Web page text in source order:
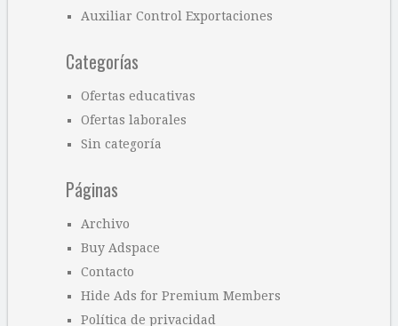
Auxiliar Control Exportaciones
Categorías
Ofertas educativas
Ofertas laborales
Sin categoría
Páginas
Archivo
Buy Adspace
Contacto
Hide Ads for Premium Members
Política de privacidad